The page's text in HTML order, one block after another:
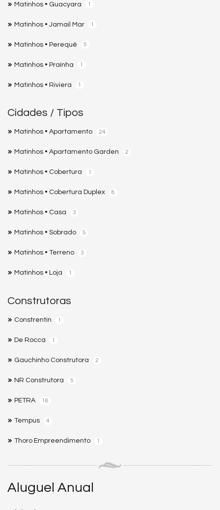
Matinhos • Guacyara 1
Matinhos • Jamail Mar 1
Matinhos • Perequê 5
Matinhos • Praínha 1
Matinhos • Riviera 1
Cidades / Tipos
Matinhos • Apartamento 24
Matinhos • Apartamento Garden 2
Matinhos • Cobertura 1
Matinhos • Cobertura Duplex 8
Matinhos • Casa 3
Matinhos • Sobrado 5
Matinhos • Terreno 3
Matinhos • Loja 1
Construtoras
Constrentin 1
De Rocca 1
Gauchinho Construtora 2
NR Construtora 5
PETRA 16
Tempus 4
Thoro Empreendimento 1
Aluguel Anual